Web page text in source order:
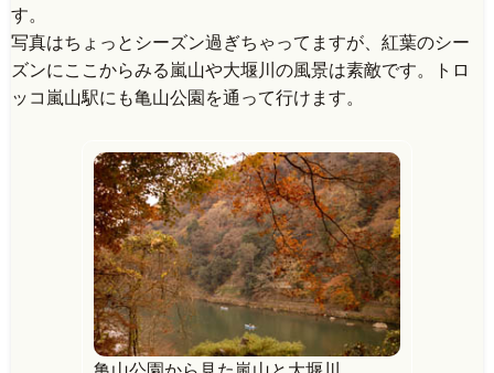
す。
写真はちょっとシーズン過ぎちゃってますが、紅葉のシー
ズンにここからみる嵐山や大堰川の風景は素敵です。トロ
ッコ嵐山駅にも亀山公園を通って行けます。